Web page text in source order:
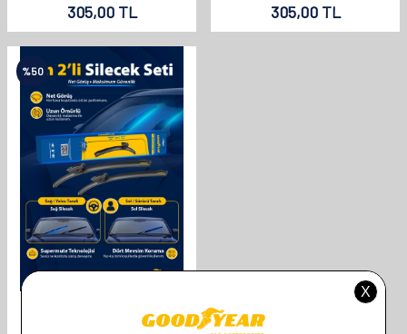
305,00TL 305,00TL
%50